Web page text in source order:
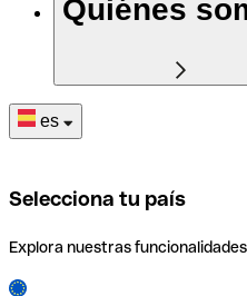
Quiénes
es
Selecciona tu país
Explora nuestras